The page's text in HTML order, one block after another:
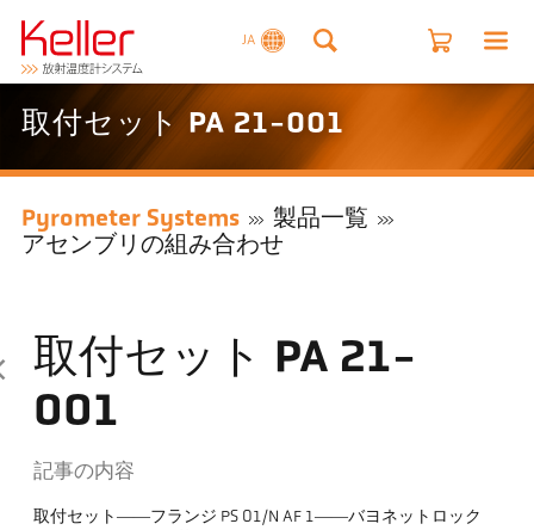
JA
取付セット PA 21-001
Pyrometer Systems
製品一覧
アセンブリの組み合わせ
取付セット PA 21-
001
記事の内容
取付セット――フランジ PS 01/N AF 1――バヨネットロック